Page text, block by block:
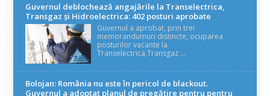
Guvernul deblochează angajările la Transelectrica,
Transgaz și Hidroelectrica: 402 posturi aprobate
Guvernul a aprobat, prin trei
memorandumuri distincte, ocuparea
posturilor vacante la
Transelectrica,Transgaz ...
Bolojan: România nu este în pericol de blackout.
Guvernul a adoptat planul de pregătire pentru pentru